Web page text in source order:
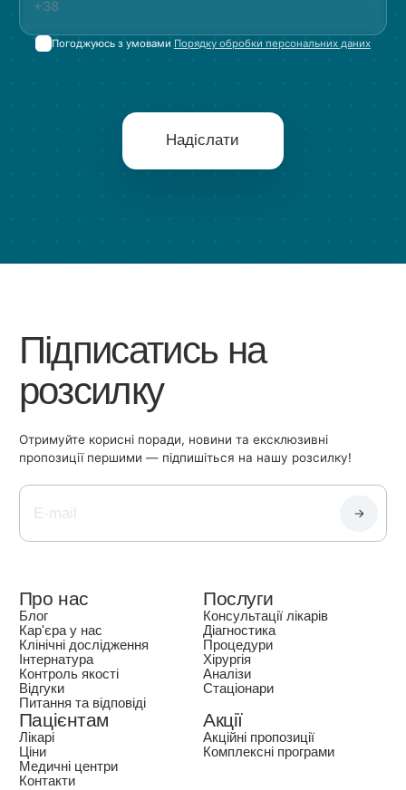
Погоджуюсь з умовами Порядку обробки персональних даних
Надіслати
Підписатись на
розсилку
Отримуйте корисні поради, новини та ексклюзивні
пропозиції першими — підпишіться на нашу розсилку!
Про нас
Блог
Кар'єра у нас
Клінічні дослідження
Інтернатура
Контроль якості
Відгуки
Питання та відповіді
Послуги
Консультації лікарів
Діагностика
Процедури
Хірургія
Аналізи
Стаціонари
Пацієнтам
Лікарі
Ціни
Медичні центри
Контакти
Акції
Акційні пропозиції
Комплексні програми